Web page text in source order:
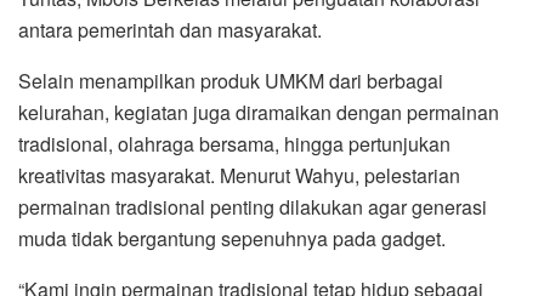
antara pemerintah dan masyarakat.
Selain menampilkan produk UMKM dari berbagai
kelurahan, kegiatan juga diramaikan dengan permainan
tradisional, olahraga bersama, hingga pertunjukan
kreativitas masyarakat. Menurut Wahyu, pelestarian
permainan tradisional penting dilakukan agar generasi
muda tidak bergantung sepenuhnya pada gadget.
“Kami ingin permainan tradisional tetap hidup sebagai